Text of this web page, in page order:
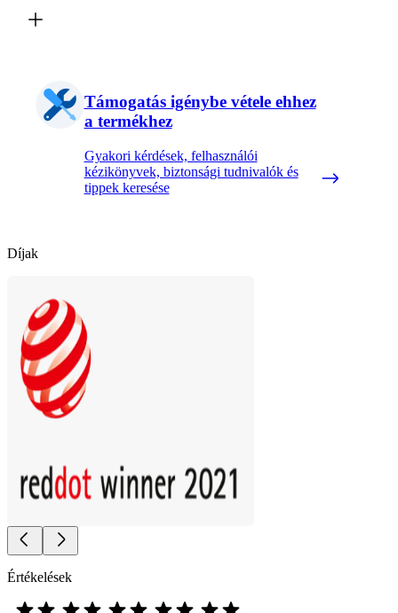
Támogatás igénybe vétele ehhez
a termékhez
Gyakori kérdések, felhasználói
kézikönyvek, biztonsági tudnivalók és
tippek keresése
Díjak
Értékelések